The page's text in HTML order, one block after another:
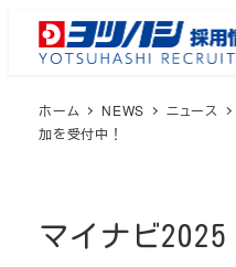
ホーム NEWS ニュース
加を受付中！
マイナビ2025